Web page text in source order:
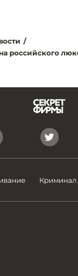
/
российского
Криминал